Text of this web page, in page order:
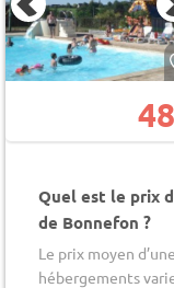
Quel est le prix
de Bonnefon ?
Le prix moyen
hébergements